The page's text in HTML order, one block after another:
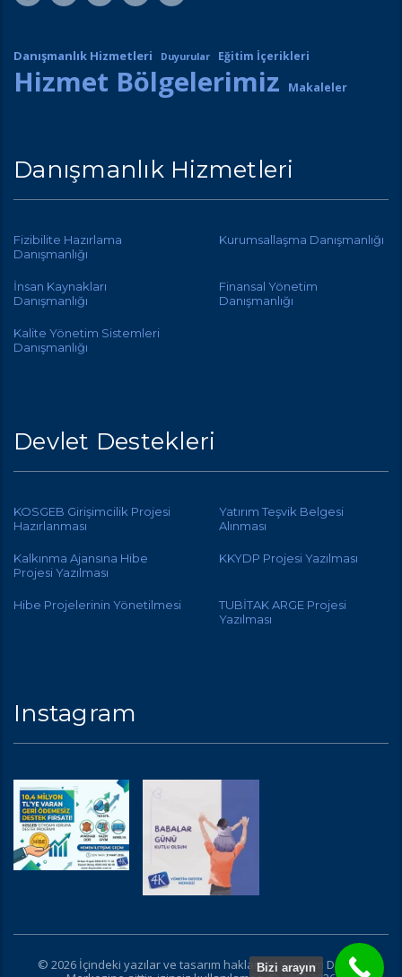
Danışmanlık Hizmetleri Duyurular Eğitim İçerikleri
Hizmet Bölgelerimiz Makaleler
Danışmanlık Hizmetleri
Fizibilite Hazırlama
Danışmanlığı
Kurumsallaşma Danışmanlığı
İnsan Kaynakları
Danışmanlığı
Finansal Yönetim
Danışmanlığı
Kalite Yönetim Sistemleri
Danışmanlığı
Devlet Destekleri
KOSGEB Girişimcilik Projesi
Hazırlanması
Yatırım Teşvik Belgesi
Alınması
Kalkınma Ajansına Hibe
Projesi Yazılması
KKYDP Projesi Yazılması
Hibe Projelerinin Yönetilmesi
TUBİTAK ARGE Projesi
Yazılması
Instagram
© 2026 İçindeki yazılar ve tasarım hakları 4K Yönetim Destek
Bizi arayın